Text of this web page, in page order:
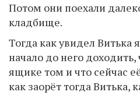
Потом они поехали
кладбище.
Тогда как увидел Витька
начало до него
ящике том и что сейчас
как заорёт тогда Витька,